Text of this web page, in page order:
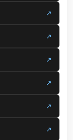
↗
↗
↗
↗
↗
↗